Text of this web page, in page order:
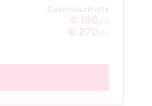
Cosmetisch arts
€ 100 ,00
€ 270 ,00